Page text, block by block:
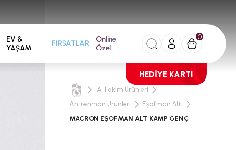
EV &
YAŞAM
FIRSATLAR
Online
Özel
0
HEDİYE KARTI
A Takım Ürünleri
Antrenman Ürünleri
Eşofman Altı
MACRON EŞOFMAN ALT KAMP GENÇ